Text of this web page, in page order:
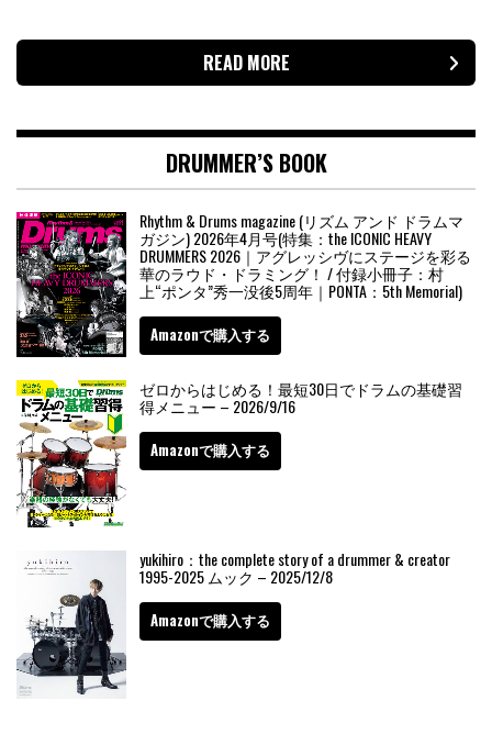
READ MORE
DRUMMER’S BOOK
Rhythm & Drums magazine (リズム アンド ドラムマ
ガジン) 2026年4月号(特集：the ICONIC HEAVY
DRUMMERS 2026｜アグレッシヴにステージを彩る
華のラウド・ドラミング！ / 付録小冊子：村
上“ポンタ”秀一没後5周年｜PONTA：5th Memorial)
Amazonで購入する
ゼロからはじめる！最短30日でドラムの基礎習
得メニュー – 2026/9/16
Amazonで購入する
yukihiro：the complete story of a drummer & creator
1995-2025 ムック – 2025/12/8
Amazonで購入する